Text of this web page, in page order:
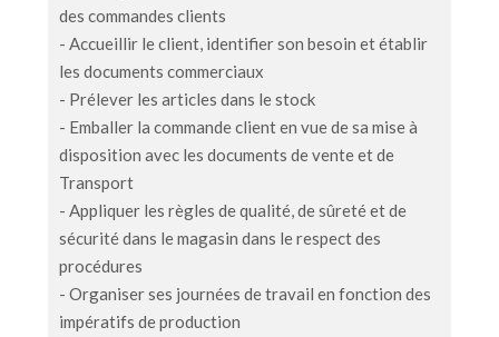
des commandes clients
- Accueillir le client, identifier son besoin et établir
les documents commerciaux
- Prélever les articles dans le stock
- Emballer la commande client en vue de sa mise à
disposition avec les documents de vente et de
Transport
- Appliquer les règles de qualité, de sûreté et de
sécurité dans le magasin dans le respect des
procédures
- Organiser ses journées de travail en fonction des
impératifs de production